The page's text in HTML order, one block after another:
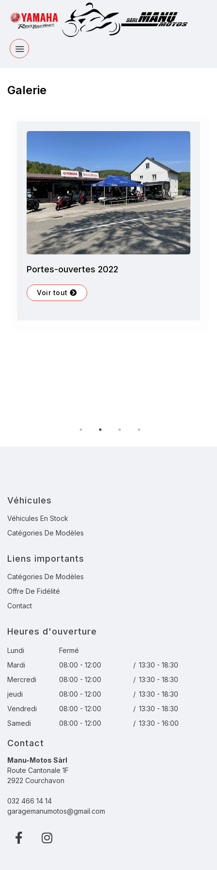
Galerie
Portes-ouvertes 2022
Voir tout
Véhicules
Véhicules En Stock
Catégories De Modèles
Liens importants
Catégories De Modèles
Offre De Fidélité
Contact
Heures d'ouverture
Lundi
Fermé
Mardi
08:00 - 12:00 / 13:30 - 18:30
Mercredi
08:00 - 12:00 / 13:30 - 18:30
jeudi
08:00 - 12:00 / 13:30 - 18:30
Vendredi
08:00 - 12:00 / 13:30 - 18:30
Samedi
08:00 - 12:00 / 13:30 - 16:00
Contact
Manu-Motos Sàrl
Route Cantonale 1F
2922 Courchavon
032 466 14 14
garagemanumotos@gmail.com